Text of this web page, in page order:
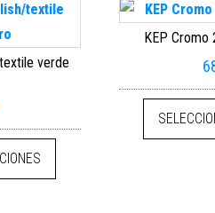
verde
Este producto tiene
KEP Cromo